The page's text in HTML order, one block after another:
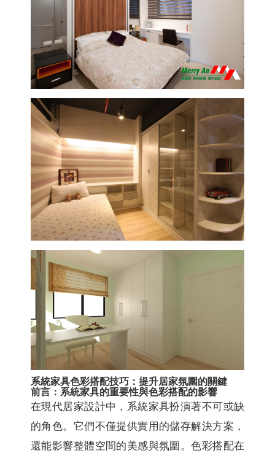
系統家具色彩搭配技巧：提升居家氛圍的關鍵
前言：系統家具的重要性與色彩搭配的影響
在現代居家設計中，系統家具扮演著不可或缺
的角色。它們不僅提供實用的儲存解決方案，
還能影響整體空間的美感與氛圍。色彩搭配在